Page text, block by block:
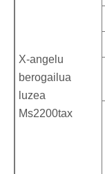
X-angelu
berogailua
luzea
Ms2200tax